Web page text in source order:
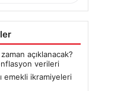
Tasarımları
alanları,
köşelerinden biri
bütünleşik
▲ +0.28%
▲ +2.84%